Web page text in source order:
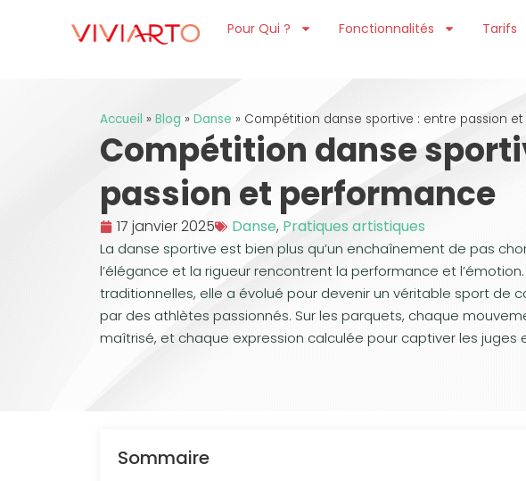
Pour Qui ? Fonctionnalités Tarifs
Accueil » Blog » Danse » Compétition danse sportive : entre passion
Compétition danse
passion et performance
17 janvier 2025 Danse, Pratiques artistiques
La danse sportive est bien plus qu’un enchaînement de pas
l’élégance et la rigueur rencontrent la performance et
traditionnelles, elle a évolué pour devenir un véritable sport de
par des athlètes passionnés. Sur les parquets, chaque
maîtrisé, et chaque expression calculée pour captiver les juges
Sommaire